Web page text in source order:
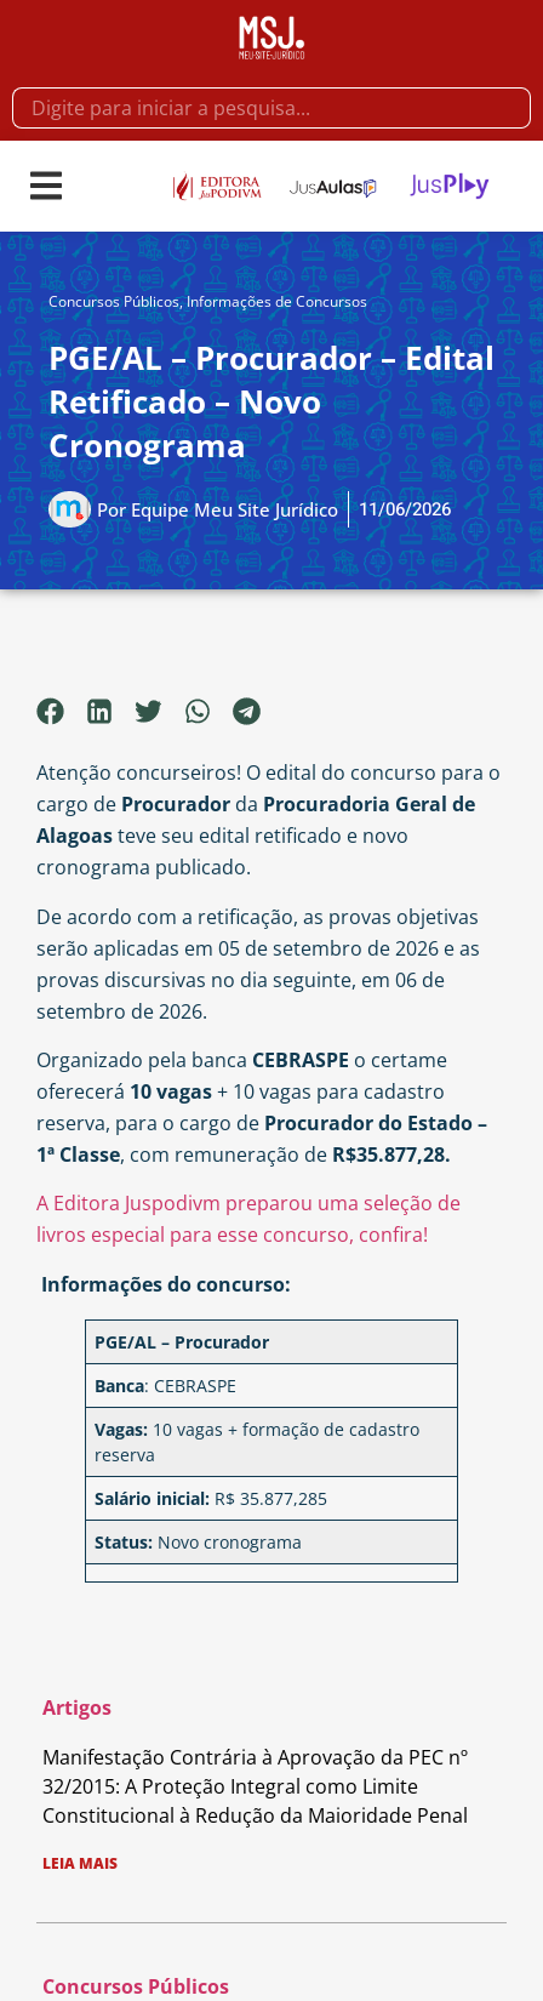
Concursos Públicos,Informações de Concursos
PGE/AL – Procurador – Edital
Retificado – Novo
Cronograma
PorEquipe Meu Site Jurídico 11/06/2026
Atenção concurseiros! O edital do concurso para o
cargo de Procurador da Procuradoria Geral de
Alagoasteve seu edital retificado e novo
cronograma publicado.
De acordo com a retificação, as provas objetivas
serão aplicadas em 05 de setembro de 2026 e as
provas discursivas no dia seguinte, em 06 de
setembro de 2026.
Organizado pela banca CEBRASPE o certame
oferecerá 10 vagas+ 10 vagas para cadastro
reserva, para o cargo de Procurador do Estado –
1ª Classe, com remuneração de R$35.877,28.
A Editora Juspodivm preparou uma seleção de
livros especial para esse concurso, confira!
Informações do concurso:
PGE/AL – Procurador
Banca: CEBRASPE
Vagas: 10 vagas + formação de cadastro
reserva
Salário inicial: R$ 35.877,285
Status: Novo cronograma
Artigos
Manifestação Contrária à Aprovação da PEC nº
32/2015: A Proteção Integral como Limite
Constitucional à Redução da Maioridade Penal
LEIA MAIS
Concursos Públicos